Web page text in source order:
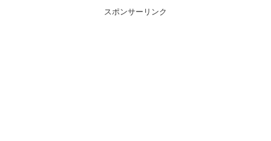
スポンサーリンク